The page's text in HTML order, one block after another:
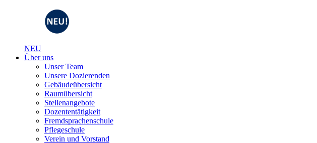
NEU
Über uns
Unser Team
Unsere Dozierenden
Gebäudeübersicht
Raumübersicht
Stellenangebote
Dozententätigkeit
Fremdsprachenschule
Pflegeschule
Verein und Vorstand